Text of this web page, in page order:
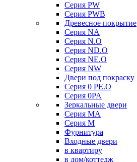
Серия PW
Серия PWB
Древесное покрытие
Серия NA
Серия N.O
Серия ND.O
Серия NE.O
Серия NW
Двери под покраску
Серия 0 PE.O
Серия 0PA
Зеркальные двери
Серия MA
Серия M
Фурнитура
Входные двери
в квартиру
в дом/коттедж